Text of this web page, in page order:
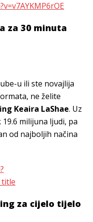
za 30 minuta
u ili ste novajlija
ne želite
Keaira LaShae. Uz
milijuna ljudi, pa
od najboljih načina
za cijelo tijelo